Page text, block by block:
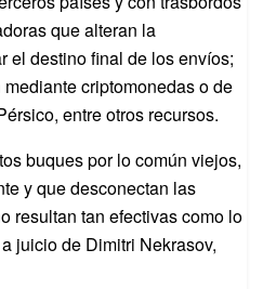
que alteran la
el destino final de los envíos;
criptomonedas o de
entre otros recursos.
buques por lo común viejos,
y que desconectan las
resultan tan efectivas como lo
juicio de Dimitri Nekrasov,